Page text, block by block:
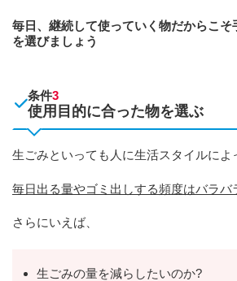
毎日、継続して使っていく物だからこそ
を選びましょう
条件3
使用目的に合った物を選ぶ
生ごみといっても人に生活スタイルによ
毎日出る量やゴミ出しする頻度はバラバ
さらにいえば、
生ごみの量を減らしたいのか?